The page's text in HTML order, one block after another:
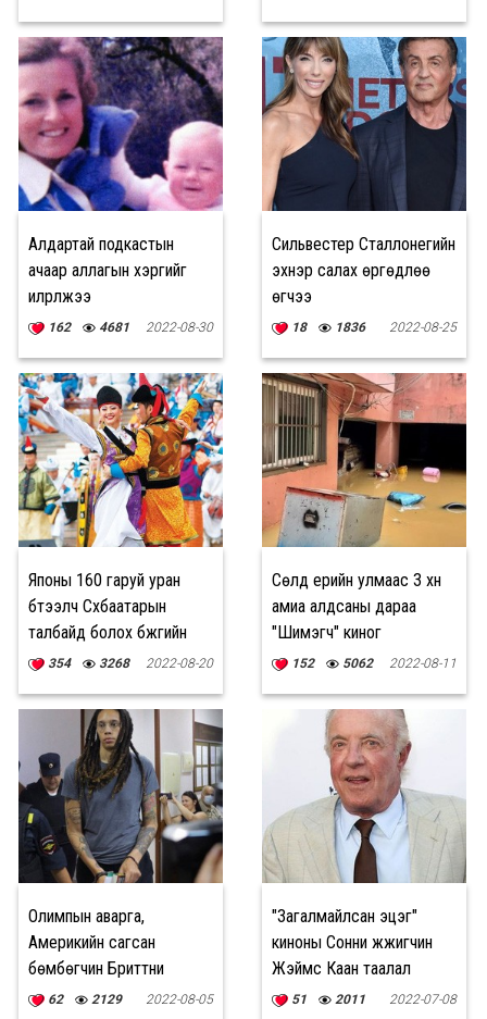
Алдартай подкастын
ачаар аллагын хэргийг
илрүүлжээ
162 4681 2022-08-30
Сильвестер Сталлонегийн
эхнэр салах өргөдлөө
өгчээ
18 1836 2022-08-25
Японы 160 гаруй уран
бүтээлч Сүхбаатарын
талбайд болох бүжгийн
наадамд оролцоно
354 3268 2022-08-20
Сөүлд үерийн улмаас 3 хүн
амиа алдсаны дараа
"Шимэгч" киног
санагдуулам сууцнуудыг
152 5062 2022-08-11
Олимпын аварга,
Америкийн сагсан
бөмбөгчин Бриттни
Грайнерт Оросын шүүх 9
62 2129 2022-08-05
"Загалмайлсан эцэг"
киноны Сонни жүжигчин
Жэймс Каан таалал
төгсжээ
51 2011 2022-07-08